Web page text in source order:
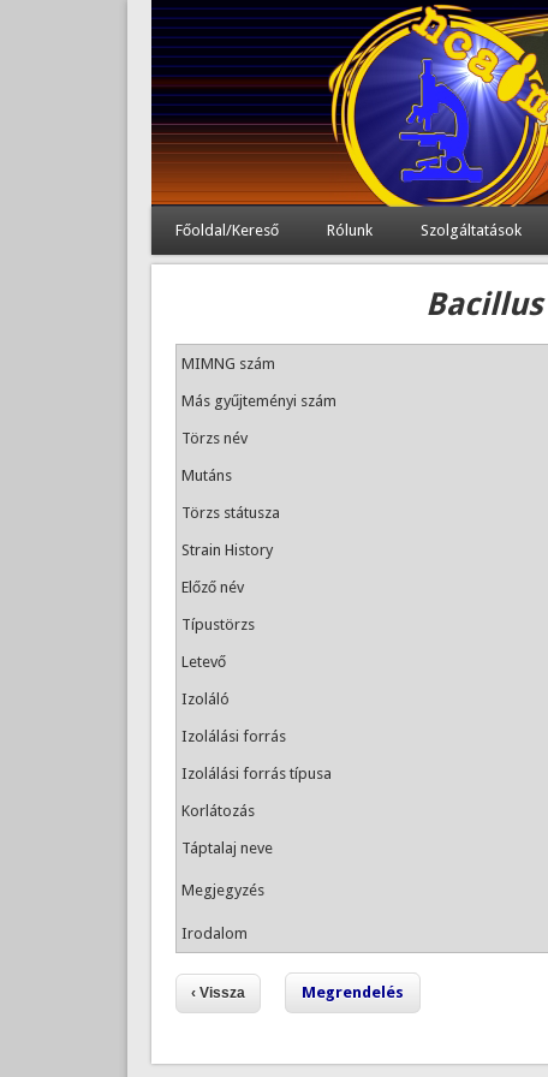
Főoldal/Kereső Rólunk Szolgáltatások
MIMNG szám
Más gyűjteményi szám
Törzs név
Mutáns
Törzs státusza
Strain History
Előző név
Típustörzs
Letevő
Izoláló
Izolálási forrás
Izolálási forrás típusa
Korlátozás
Táptalaj neve
Megjegyzés
Irodalom
Megrendelés